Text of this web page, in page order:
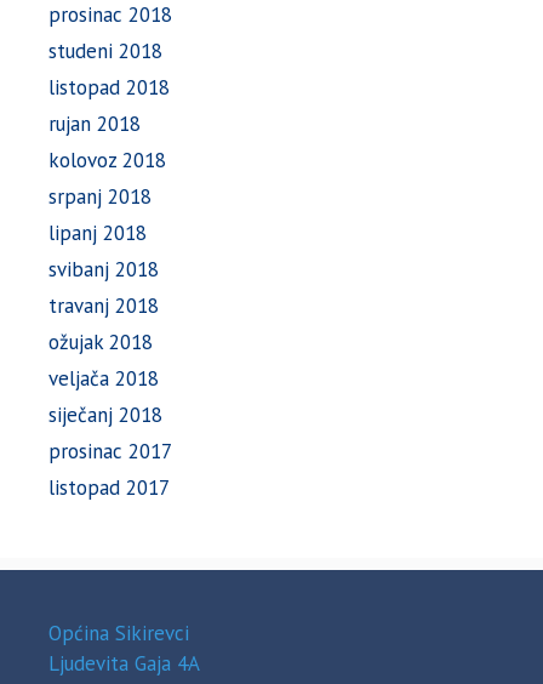
prosinac 2018
studeni 2018
listopad 2018
rujan 2018
kolovoz 2018
srpanj 2018
lipanj 2018
svibanj 2018
travanj 2018
ožujak 2018
veljača 2018
siječanj 2018
prosinac 2017
listopad 2017
Općina Sikirevci
Ljudevita Gaja 4A